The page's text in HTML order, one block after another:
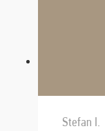
Stefan I.